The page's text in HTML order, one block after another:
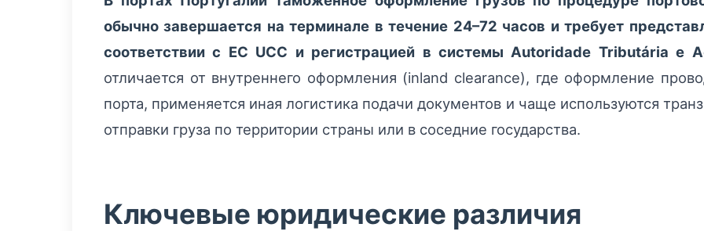
обычно завершается на терминале в течение 24–72 часов и требует
соответствии с ЕС UCC и регистрацией в системы Autoridade Tributária e
отличается от внутреннего оформления (inland clearance), где оформление
порта, применяется иная логистика подачи документов и чаще используются
отправки груза по территории страны или в соседние государства.
Ключевые юридические различия